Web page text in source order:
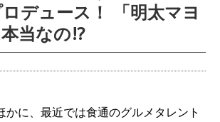
デュース！ 「明太マヨ
当なの!?
かに、最近では食通のグルメタレント